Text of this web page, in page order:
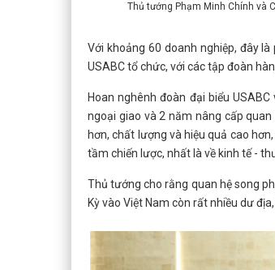
Thủ tướng Phạm Minh Chính và
Với khoảng 60 doanh nghiệp, đây
USABC tổ chức, với các tập đoàn
Hoan nghênh đoàn đại biểu
ngoại giao và 2 năm nâng cấp
hơn, chất lượng và hiệu quả cao
tầm chiến lược, nhất là về kinh tế -
Thủ tướng cho rằng quan hệ song
Kỳ vào Việt Nam còn rất nhiều dư